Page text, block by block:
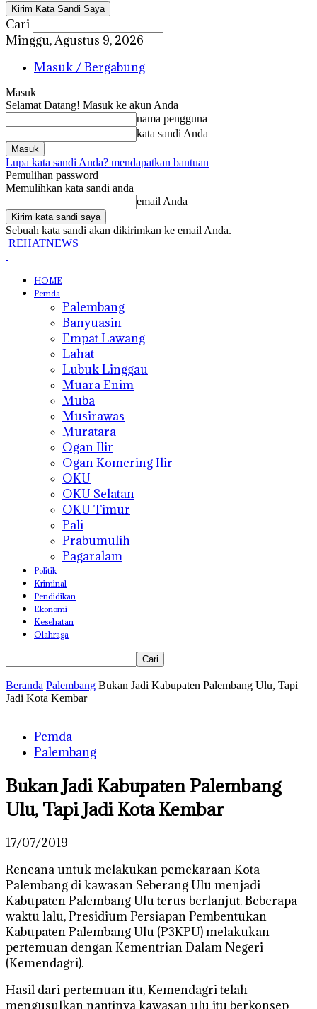
Cari
Minggu, Agustus 9, 2026
Masuk / Bergabung
Masuk
Selamat Datang! Masuk ke akun Anda
nama pengguna
kata sandi Anda
Lupa kata sandi Anda? mendapatkan bantuan
Pemulihan password
Memulihkan kata sandi anda
email Anda
Sebuah kata sandi akan dikirimkan ke email Anda.
REHATNEWS
HOME
Pemda
Palembang
Banyuasin
Empat Lawang
Lahat
Lubuk Linggau
Muara Enim
Muba
Musirawas
Muratara
Ogan Ilir
Ogan Komering Ilir
OKU
OKU Selatan
OKU Timur
Pali
Prabumulih
Pagaralam
Politik
Kriminal
Pendidikan
Ekonomi
Kesehatan
Olahraga
Beranda Palembang Bukan Jadi Kabupaten Palembang Ulu, Tapi
Jadi Kota Kembar
Pemda
Palembang
Bukan Jadi Kabupaten Palembang
Ulu, Tapi Jadi Kota Kembar
17/07/2019
Rencana untuk melakukan pemekaraan Kota
Palembang di kawasan Seberang Ulu menjadi
Kabupaten Palembang Ulu terus berlanjut. Beberapa
waktu lalu, Presidium Persiapan Pembentukan
Kabupaten Palembang Ulu (P3KPU) melakukan
pertemuan dengan Kementrian Dalam Negeri
(Kemendagri).
Hasil dari pertemuan itu, Kemendagri telah
mengusulkan nantinya kawasan ulu itu berkonsep